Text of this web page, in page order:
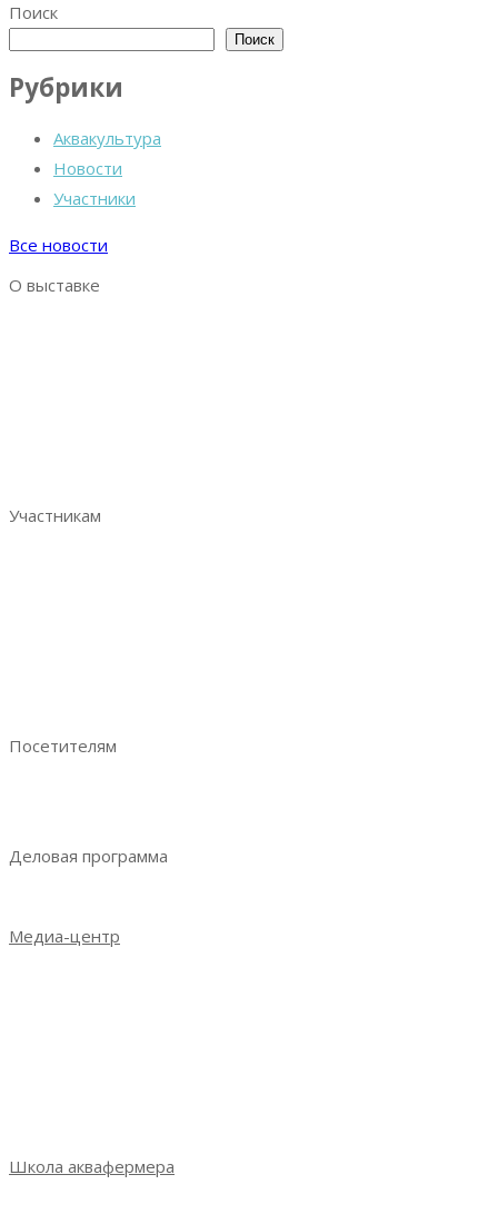
Поиск
Поиск
Рубрики
Аквакультура
Новости
Участники
Все новости
О выставке
Участникам
Посетителям
Деловая программа
Медиа-центр
Школа аквафермера